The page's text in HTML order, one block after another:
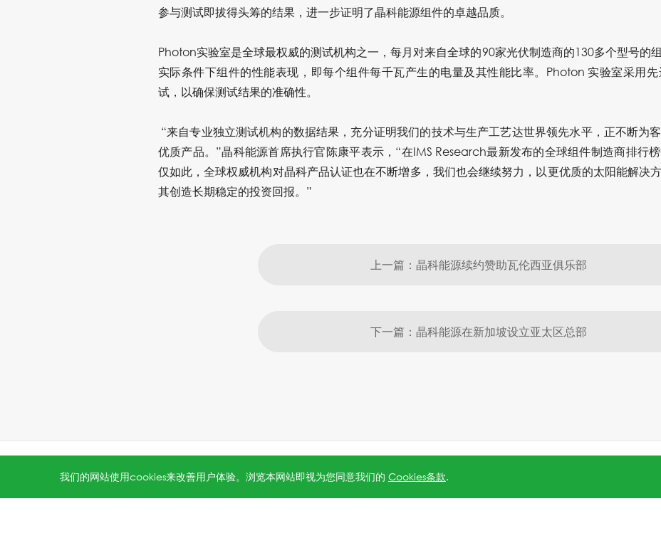
参与测试即拔得头筹的结果，进一步证明了晶科能源组件的卓越品质。
Photon实验室是全球最权威的测试机构之一，每月对来自全球的90家光伏制造商的130多个型号的
实际条件下组件的性能表现，即每个组件每千瓦产生的电量及其性能比率。Photon 实验室采用
试，以确保测试结果的准确性。
“来自专业独立测试机构的数据结果，充分证明我们的技术与生产工艺达世界领先水平，正不断为
优质产品。”晶科能源首席执行官陈康平表示，“在IMS Research最新发布的全球组件制造商排行
仅如此，全球权威机构对晶科产品认证也在不断增多，我们也会继续努力，以更优质的太阳能解决
其创造长期稳定的投资回报。”
上一篇：晶科能源续约赞助瓦伦西亚俱乐部
下一篇：晶科能源在新加坡设立亚太区总部
All rights reserved © 2026 Jinko Solar.沪ICP备2022022315号-1. 沪公网安备 31010602006888号
我们的网站使用cookies来改善用户体验。浏览本网站即视为您同意我们的 Cookies条款.